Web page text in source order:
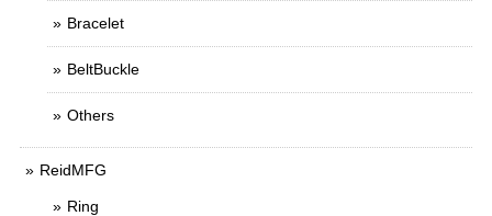
Bracelet
BeltBuckle
Others
ReidMFG
Ring